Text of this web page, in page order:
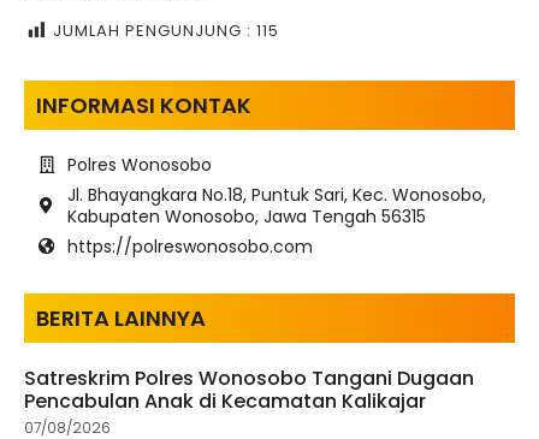
JUMLAH PENGUNJUNG : 115
INFORMASI KONTAK
Polres Wonosobo
Jl. Bhayangkara No.18, Puntuk Sari, Kec. Wonosobo,
Kabupaten Wonosobo, Jawa Tengah 56315
https://polreswonosobo.com
BERITA LAINNYA
Satreskrim Polres Wonosobo Tangani Dugaan
Pencabulan Anak di Kecamatan Kalikajar
07/08/2026